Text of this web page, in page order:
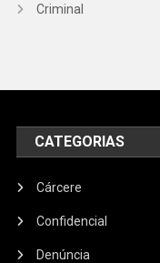
Criminal
CATEGORIAS
Cárcere
Confidencial
Denúncia